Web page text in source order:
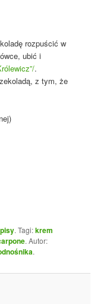
rozpuścić w
ubić i
.
z tym, że
. Tagi:krem
. Autor:
.